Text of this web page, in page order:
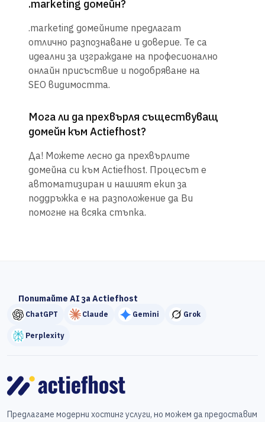
.marketing домейн?
.marketing домейните предлагат
отлично разпознаване и доверие. Те са
идеални за изграждане на професионално
онлайн присъствие и подобряване на
SEO видимостта.
Мога ли да прехвърля съществуващ
домейн към Actiefhost?
Да! Можете лесно да прехвърлите
домейна си към Actiefhost. Процесът е
автоматизиран и нашият екип за
поддръжка е на разположение да Ви
помогне на всяка стъпка.
Попитайте AI за Actiefhost
ChatGPT Claude Gemini Grok
Perplexity
Предлагаме модерни хостинг услуги, но можем да предоставим